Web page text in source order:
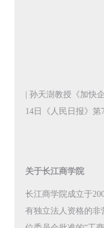
| 孙天澍教授《加快
14日《人民日报》第
关于长江商学院
长江商学院成立于
有独立法人资格的非